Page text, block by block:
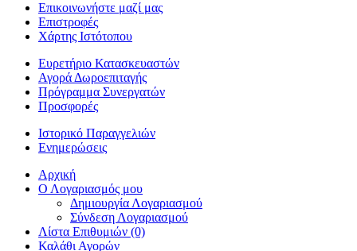
Επικοινωνήστε μαζί μας
Επιστροφές
Χάρτης Ιστότοπου
Ευρετήριο Κατασκευαστών
Αγορά Δωροεπιταγής
Πρόγραμμα Συνεργατών
Προσφορές
Ιστορικό Παραγγελιών
Ενημερώσεις
Αρχική
Ο Λογαριασμός μου
Δημιουργία Λογαριασμού
Σύνδεση Λογαριασμού
Λίστα Επιθυμιών (0)
Καλάθι Αγορών